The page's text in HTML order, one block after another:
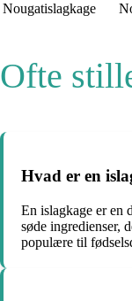
Nougatislagkage
Ofte
Hvad er en
En islagkage er en
søde ingredienser,
populære til